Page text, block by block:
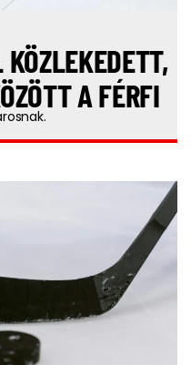
A FÉRFI